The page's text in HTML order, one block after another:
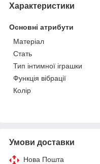
Характеристики
Основні атрибути
Матеріал
Стать
Тип інтимної іграшки
Функція вібрації
Колір
Умови доставки
Нова Пошта